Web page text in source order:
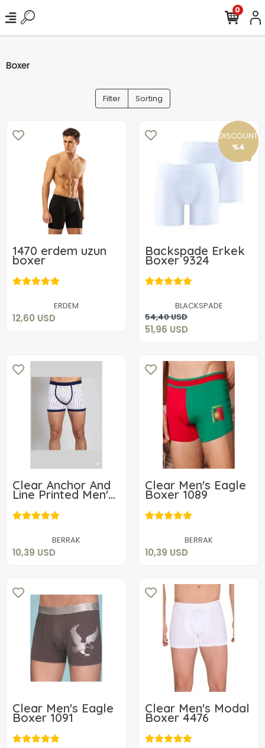
0
Boxer
Filter Sorting
1470 erdem uzun
boxer
ERDEM
12,60 USD
12,60 USD
DISCOUNT
%4
Backspade Erkek
Boxer 9324
BLACKSPADE
54,40 USD
51,96 USD
51,96 USD
Add to cart
Clear Anchor And
Line Printed Men's
Boxer 1107
BERRAK
10,39 USD
10,39 USD
Clear Men's Eagle
Boxer 1089
BERRAK
10,39 USD
10,39 USD
Clear Men's Eagle
Boxer 1091
10,39 USD
Clear Men's Modal
Boxer 4476
9,77 USD